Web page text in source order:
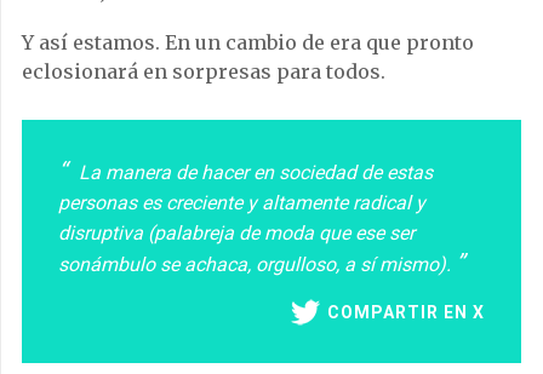
Y así estamos. En un cambio de era que pronto
eclosionará en sorpresas para todos.
La manera de hacer en sociedad de estas
personas es creciente y altamente radical y
disruptiva (palabreja de moda que ese ser
sonámbulo se achaca, orgulloso, a sí mismo).
COMPARTIR EN X